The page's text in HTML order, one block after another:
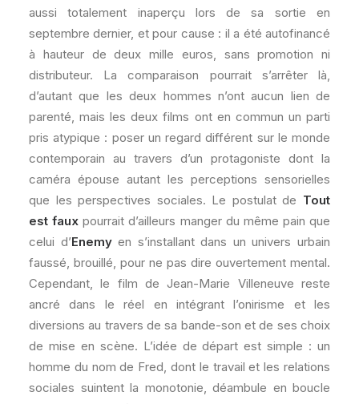
aussi totalement inaperçu lors de sa sortie en
septembre dernier, et pour cause : il a été autofinancé
à hauteur de deux mille euros, sans promotion ni
distributeur. La comparaison pourrait s’arrêter là,
d’autant que les deux hommes n’ont aucun lien de
parenté, mais les deux films ont en commun un parti
pris atypique : poser un regard différent sur le monde
contemporain au travers d’un protagoniste dont la
caméra épouse autant les perceptions sensorielles
que les perspectives sociales. Le postulat de Tout
est faux pourrait d’ailleurs manger du même pain que
celui d’Enemyen s’installant dans un univers urbain
faussé, brouillé, pour ne pas dire ouvertement mental.
Cependant, le film de Jean-Marie Villeneuve reste
ancré dans le réel en intégrant l’onirisme et les
diversions au travers de sa bande-son et de ses choix
de mise en scène. L’idée de départ est simple : un
homme du nom de Fred, dont le travail et les relations
sociales suintent la monotonie, déambule en boucle